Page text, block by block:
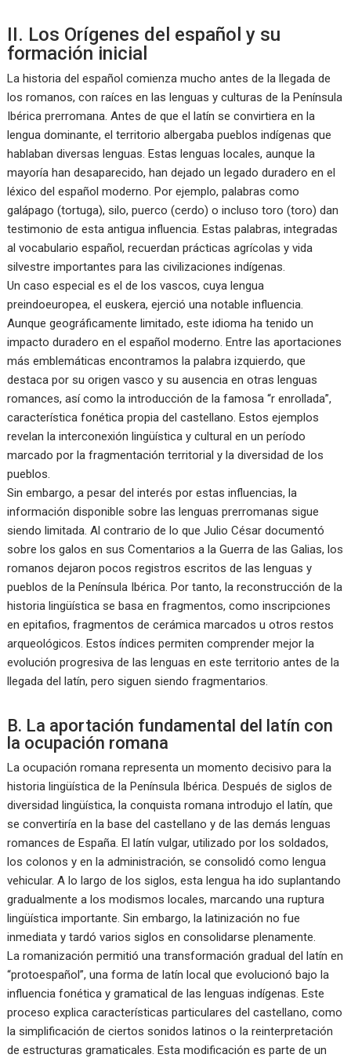
II. Los Orígenes del español y su
formación inicial
La historia del español comienza mucho antes de la llegada de
los romanos, con raíces en las lenguas y culturas de la Península
Ibérica prerromana. Antes de que el latín se convirtiera en la
lengua dominante, el territorio albergaba pueblos indígenas que
hablaban diversas lenguas. Estas lenguas locales, aunque la
mayoría han desaparecido, han dejado un legado duradero en el
léxico del español moderno. Por ejemplo, palabras como
galápago (tortuga), silo, puerco (cerdo) o incluso toro (toro) dan
testimonio de esta antigua influencia. Estas palabras, integradas
al vocabulario español, recuerdan prácticas agrícolas y vida
silvestre importantes para las civilizaciones indígenas.
Un caso especial es el de los vascos, cuya lengua
preindoeuropea, el euskera, ejerció una notable influencia.
Aunque geográficamente limitado, este idioma ha tenido un
impacto duradero en el español moderno. Entre las aportaciones
más emblemáticas encontramos la palabra izquierdo, que
destaca por su origen vasco y su ausencia en otras lenguas
romances, así como la introducción de la famosa “r enrollada”,
característica fonética propia del castellano. Estos ejemplos
revelan la interconexión lingüística y cultural en un período
marcado por la fragmentación territorial y la diversidad de los
pueblos.
Sin embargo, a pesar del interés por estas influencias, la
información disponible sobre las lenguas prerromanas sigue
siendo limitada. Al contrario de lo que Julio César documentó
sobre los galos en sus Comentarios a la Guerra de las Galias, los
romanos dejaron pocos registros escritos de las lenguas y
pueblos de la Península Ibérica. Por tanto, la reconstrucción de la
historia lingüística se basa en fragmentos, como inscripciones
en epitafios, fragmentos de cerámica marcados u otros restos
arqueológicos. Estos índices permiten comprender mejor la
evolución progresiva de las lenguas en este territorio antes de la
llegada del latín, pero siguen siendo fragmentarios.
B. La aportación fundamental del latín con
la ocupación romana
La ocupación romana representa un momento decisivo para la
historia lingüística de la Península Ibérica. Después de siglos de
diversidad lingüística, la conquista romana introdujo el latín, que
se convertiría en la base del castellano y de las demás lenguas
romances de España. El latín vulgar, utilizado por los soldados,
los colonos y en la administración, se consolidó como lengua
vehicular. A lo largo de los siglos, esta lengua ha ido suplantando
gradualmente a los modismos locales, marcando una ruptura
lingüística importante. Sin embargo, la latinización no fue
inmediata y tardó varios siglos en consolidarse plenamente.
La romanización permitió una transformación gradual del latín en
“protoespañol”, una forma de latín local que evolucionó bajo la
influencia fonética y gramatical de las lenguas indígenas. Este
proceso explica características particulares del castellano, como
la simplificación de ciertos sonidos latinos o la reinterpretación
de estructuras gramaticales. Esta modificación es parte de un